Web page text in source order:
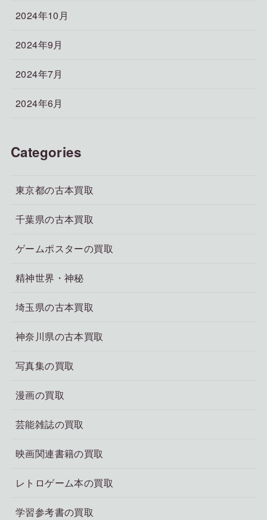
2024年10月
2024年9月
2024年7月
2024年6月
Categories
東京都の古本買取
千葉県の古本買取
ゲームポスターの買取
精神世界・神秘
埼玉県の古本買取
神奈川県の古本買取
写真集の買取
漫画の買取
芸能雑誌の買取
映画関連書籍の買取
レトロゲーム本の買取
学習参考書の買取